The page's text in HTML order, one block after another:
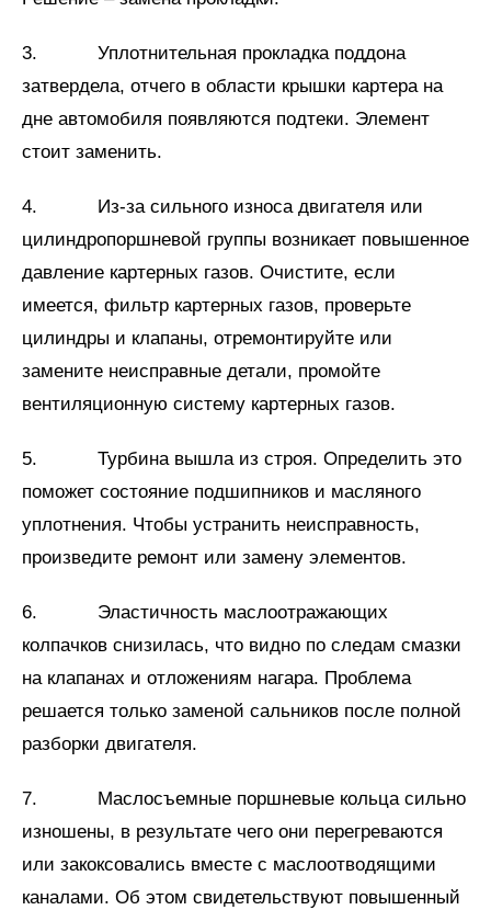
3. Уплотнительная прокладка поддона
затвердела, отчего в области крышки картера на
дне автомобиля появляются подтеки. Элемент
стоит заменить.
4. Из-за сильного износа двигателя или
цилиндропоршневой группы возникает повышенное
давление картерных газов. Очистите, если
имеется, фильтр картерных газов, проверьте
цилиндры и клапаны, отремонтируйте или
замените неисправные детали, промойте
вентиляционную систему картерных газов.
5. Турбина вышла из строя. Определить это
поможет состояние подшипников и масляного
уплотнения. Чтобы устранить неисправность,
произведите ремонт или замену элементов.
6. Эластичность маслоотражающих
колпачков снизилась, что видно по следам смазки
на клапанах и отложениям нагара. Проблема
решается только заменой сальников после полной
разборки двигателя.
7. Маслосъемные поршневые кольца сильно
изношены, в результате чего они перегреваются
или закоксовались вместе с маслоотводящими
каналами. Об этом свидетельствуют повышенный